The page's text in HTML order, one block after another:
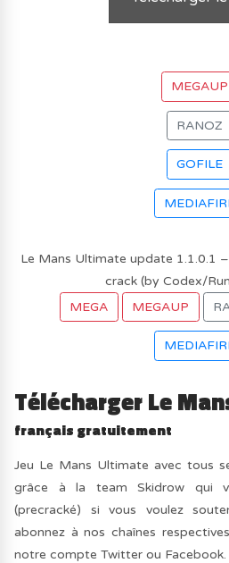
MEGAUP
RANOZ
GOFILE
Le Mans Ultimate update 1.1.0.1
crack (by Codex/
MEGA
MEGAUP
Télécharger Le
français gratuitement
Jeu Le Mans Ultimate avec tous
grâce à la team Skidrow qui
(precracké) si vous voulez
abonnez à nos chaînes
notre compte Twitter ou Facebook.